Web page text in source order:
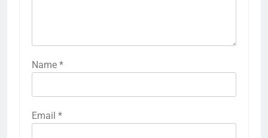
Name *
Email *